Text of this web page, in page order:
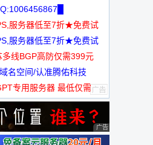
服务器低至7折★免费试
服务器低至7折★免费试
多线BGP高防仅需399元
名空间/认准腾佑科技
专用服务器 最低仅需
选择 广告 商业广告，理